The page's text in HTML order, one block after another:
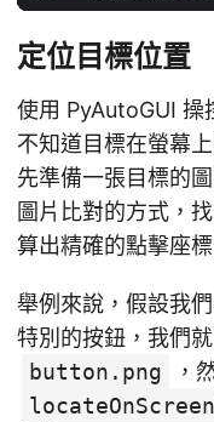
定位目標位置
使用 PyAutoGUI 操
不知道目標在螢幕
先準備一張目標的
圖片比對的方式，
算出精確的點擊座標
舉例來說，假設我
特別的按鈕，我們
button.png
，